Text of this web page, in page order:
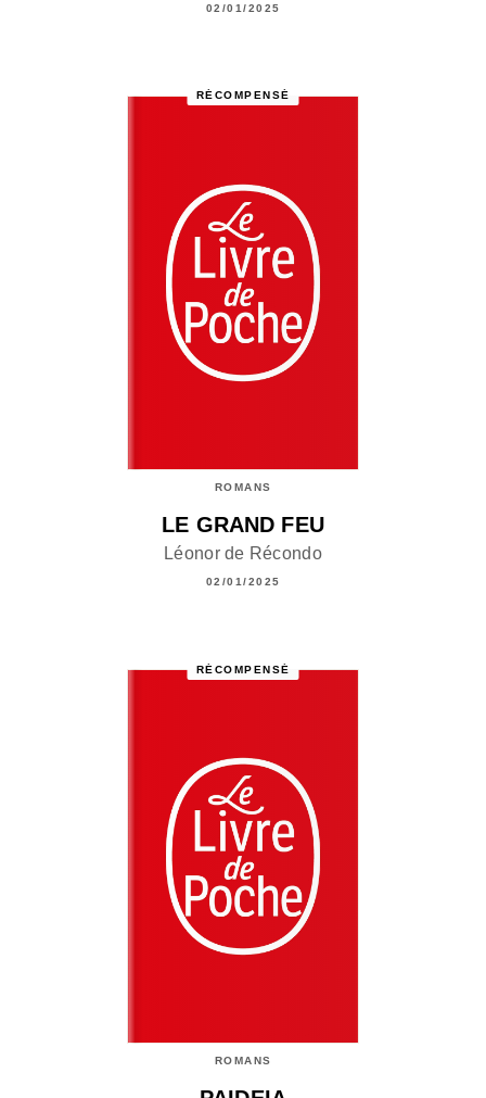
02/01/2025
RÉCOMPENSÉ
ROMANS
LE GRAND FEU
Léonor de Récondo
02/01/2025
RÉCOMPENSÉ
ROMANS